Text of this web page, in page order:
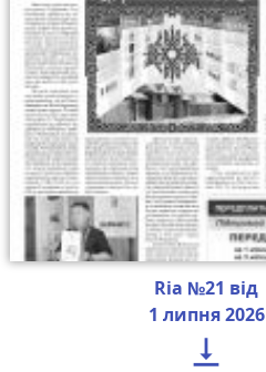
Ria №21 від
1 липня 2026
